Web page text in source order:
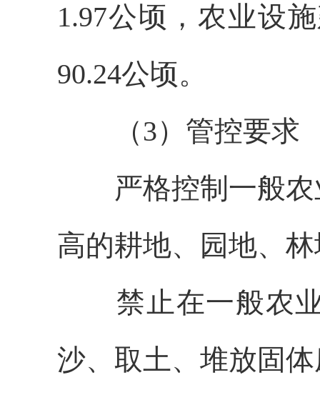
1.97公顷，农业设
90.24公顷。
（3）管控要求
严格控制一般
高的耕地、园地、
禁止在一般农
沙、取土、堆放固